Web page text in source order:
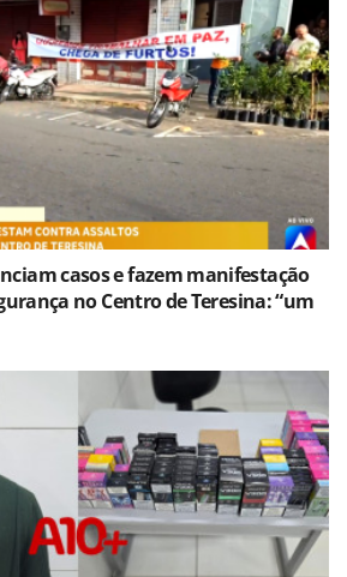
casos e fazem manifestação
no Centro de Teresina: “um